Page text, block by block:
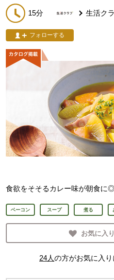
15分 生活ク
フォローする
食欲をそそるカレー味が朝食に
ベーコン スープ 煮る
お気に入
24人の方がお気に入り